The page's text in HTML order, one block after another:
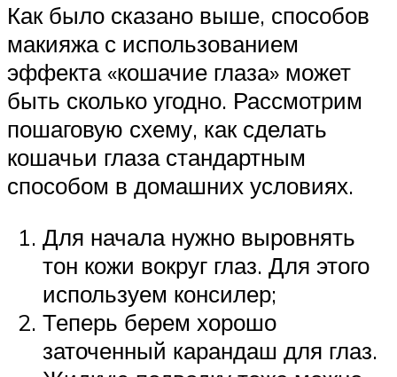
Как было сказано выше, способов
макияжа с использованием
эффекта «кошачие глаза» может
быть сколько угодно. Рассмотрим
пошаговую схему, как сделать
кошачьи глаза стандартным
способом в домашних условиях.
Для начала нужно выровнять
тон кожи вокруг глаз. Для этого
используем консилер;
Теперь берем хорошо
заточенный карандаш для глаз.